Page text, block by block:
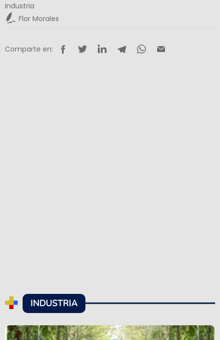
Industria
Flor Morales
Comparte en:
INDUSTRIA